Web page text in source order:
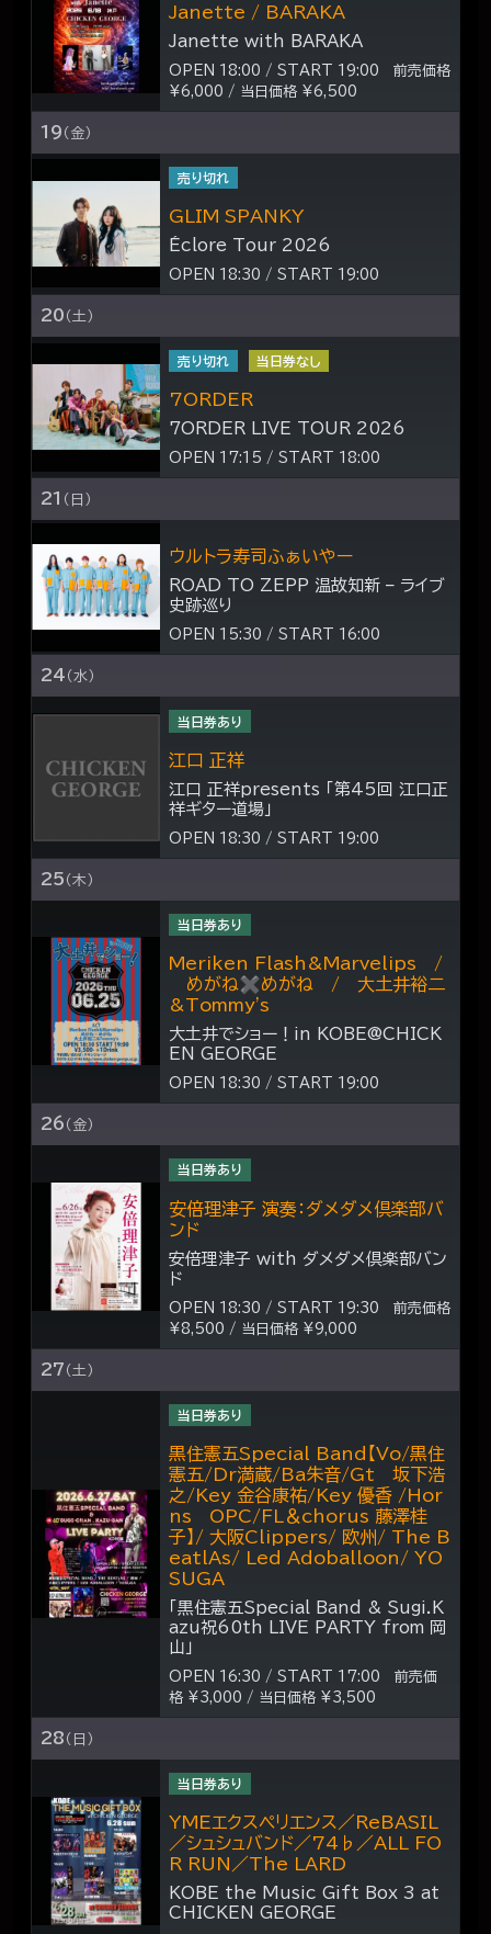
Janette with BARAKA
Janette / BARAKA
OPEN 18:00 / START 19:00 前売価格
¥6,000 / 当日価格 ¥6,500
19 （金）
売り切れ
Éclore Tour 2026
GLIM SPANKY
OPEN 18:30 / START 19:00
20 （土）
売り切れ 当日券なし
7ORDER LIVE TOUR 2026
7ORDER
OPEN 17:15 / START 18:00
21 （日）
ROAD TO ZEPP 温故知新 – ライブ
史跡巡り
ウルトラ寿司ふぁいやー
OPEN 15:30 / START 16:00
24 （水）
当日券あり
江口 正祥presents 「第45回 江口正
祥ギター道場」
江口 正祥
OPEN 18:30 / START 19:00
25 （木）
当日券あり
大土井でショー！in KOBE@CHICK
EN GEORGE
Meriken Flash&Marvelips /
めがね✖︎めがね / 大土井裕二
&Tommy's
OPEN 18:30 / START 19:00
26 （金）
当日券あり
安倍理津子 with ダメダメ倶楽部バン
ド
安倍理津子 演奏：ダメダメ倶楽部バ
ンド
OPEN 18:30 / START 19:30 前売価格
¥8,500 / 当日価格 ¥9,000
27 （土）
当日券あり
「黒住憲五Special Band & Sugi.K
azu祝60th LIVE PARTY from 岡
山」
黒住憲五Special Band【Vo/黒住
憲五/Dr満蔵/Ba朱音/Gt 坂下浩
之/Key 金谷康祐/Key 優香 /Hor
ns OPC/FL＆chorus 藤澤桂
子】/ 大阪Clippers/ 欧州/ The B
eatlAs/ Led Adoballoon/ YO
SUGA
OPEN 16:30 / START 17:00 前売価
格 ¥3,000 / 当日価格 ¥3,500
28 （日）
当日券あり
KOBE the Music Gift Box 3 at
CHICKEN GEORGE
YMEエクスペリエンス／ReBASIL
／シュシュバンド／74♭／ALL FO
R RUN／The LARD